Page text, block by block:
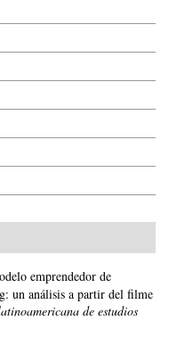
emprendedor de
un análisis a partir del filme
de estudios